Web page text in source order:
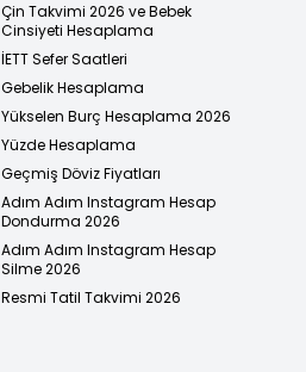
Çin Takvimi 2026 ve Bebek
Cinsiyeti Hesaplama
İETT Sefer Saatleri
Gebelik Hesaplama
Yükselen Burç Hesaplama 2026
Yüzde Hesaplama
Geçmiş Döviz Fiyatları
Adım Adım Instagram Hesap
Dondurma 2026
Adım Adım Instagram Hesap
Silme 2026
Resmi Tatil Takvimi 2026